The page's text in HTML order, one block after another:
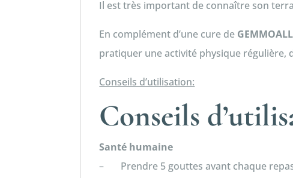
Il est très important de connaître son
En complément d’une cure de
pratiquer une activité physique régulière,
Conseils d’utilisation:
Conseils
Santé humaine
– Prendre 5 gouttes avant chaque